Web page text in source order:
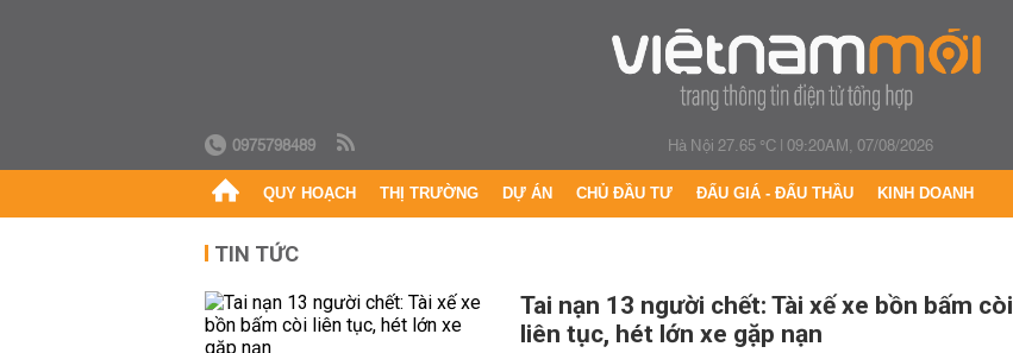
0975798489 Hà Nội 27.65 °C|09:20AM, 07/08/2026
QUY HOẠCH THỊ TRƯỜNG DỰ ÁN CHỦ ĐẦU TƯ ĐẤU GIÁ - ĐẤU THẦU KINH DOANH
TIN TỨC
Tai nạn 13 người chết: Tài xế xe bồn bấm còi
liên tục, hét lớn xe gặp nạn